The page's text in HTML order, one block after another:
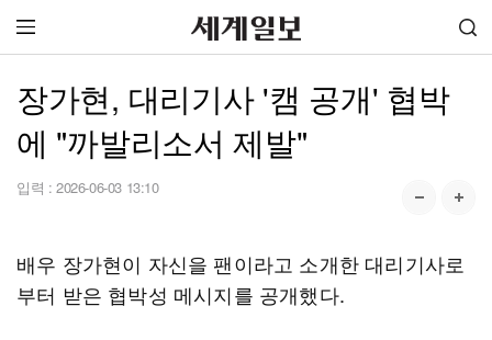
장가현, 대리기사 '캠 공개' 협박
에 "까발리소서 제발"
입력 : 2026-06-03 13:10
배우 장가현이 자신을 팬이라고 소개한 대리기사로
부터 받은 협박성 메시지를 공개했다.